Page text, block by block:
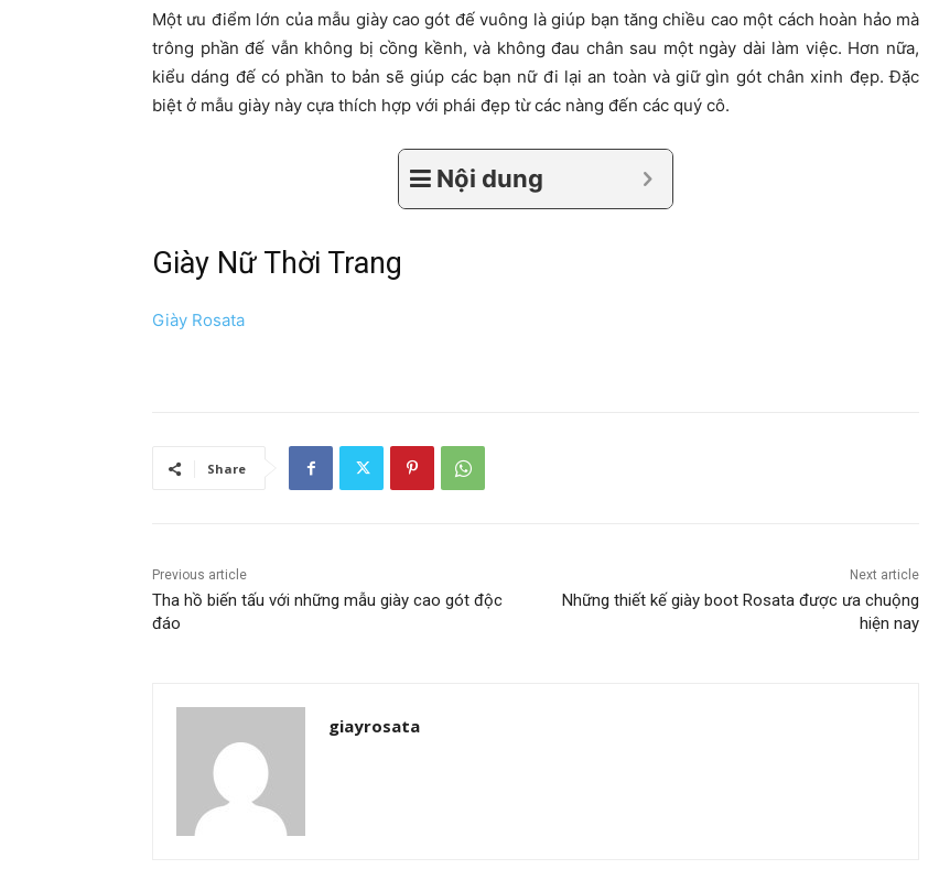
Một ưu điểm lớn của mẫu giày cao gót đế vuông là giúp bạn tăng chiều cao một cách hoàn hảo mà
trông phần đế vẫn không bị cồng kềnh, và không đau chân sau một ngày dài làm việc. Hơn nữa,
kiểu dáng đế có phần to bản sẽ giúp các bạn nữ đi lại an toàn và giữ gìn gót chân xinh đẹp. Đặc
biệt ở mẫu giày này cựa thích hợp với phái đẹp từ các nàng đến các quý cô.
Nội dung
Giày Nữ Thời Trang
Giày Rosata
Share
Previous article
Tha hồ biến tấu với những mẫu giày cao gót độc
đáo
Next article
Những thiết kế giày boot Rosata được ưa chuộng
hiện nay
giayrosata